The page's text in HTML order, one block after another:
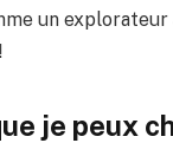
un explorateur
je peux